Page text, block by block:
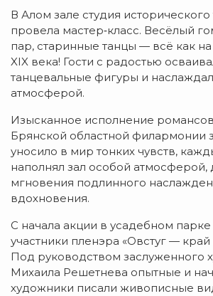
В Алом зале студия исторического
провела мастер‑класс. Весёлый
пар, старинные танцы — всё как
XIX века! Гости с радостью
танцевальные фигуры и
атмосферой.
Изысканное исполнение
Брянской областной филармонии
уносило в мир тонких чувств,
наполнял зал особой атмосферой,
мгновения подлинного
вдохновения.
С начала акции в усадебном
участники пленэра «Овстуг —
Под руководством заслуженного
Михаила Решетнева опытные и
художники писали живописные